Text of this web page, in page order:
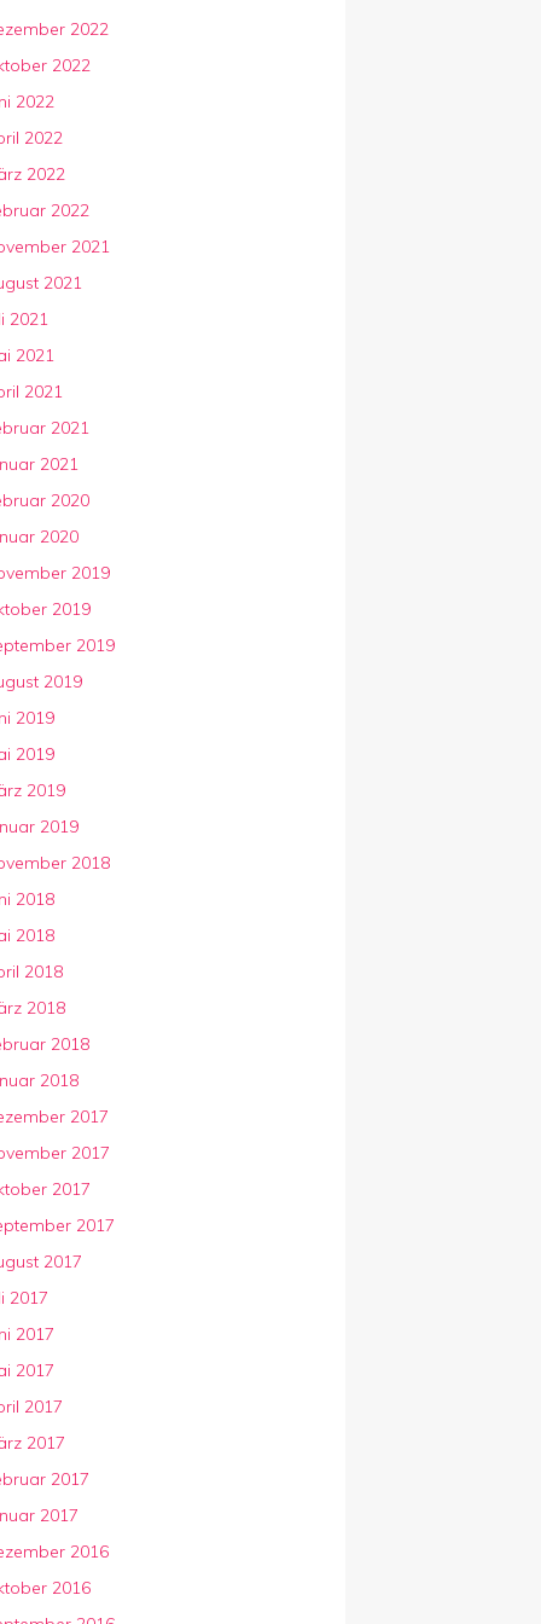
2022
2022
2022
2022
2022
2022
2021
2021
2021
2021
2021
2021
2021
2020
2020
2019
2019
2019
2019
2019
2019
2019
2019
2018
2018
2018
2018
2018
2018
2018
2017
2017
2017
2017
2017
2017
2017
2017
2017
2017
2017
2017
2016
2016